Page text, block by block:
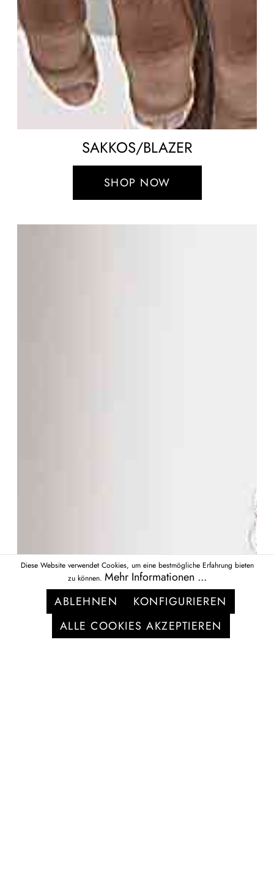
SAKKOS/BLAZER
SHOP NOW
Diese Website verwendet Cookies, um eine bestmögliche Erfahrung bieten
zu können. Mehr Informationen ...
ABLEHNEN
KONFIGURIEREN
ALLE COOKIES AKZEPTIEREN